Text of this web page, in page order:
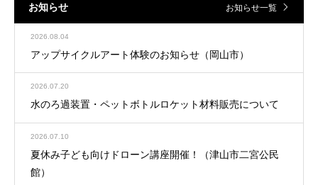
お知らせ お知らせ一覧
2026.08.04
アップサイクルアート体験のお知らせ（岡山市）
2026.07.20
水のろ過装置・ペットボトルロケット材料販売について
2026.07.10
夏休み子ども向けドローン講座開催！（津山市二宮公民
館）